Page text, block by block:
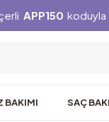
APP150 koduyla
BAKIMI SAÇ